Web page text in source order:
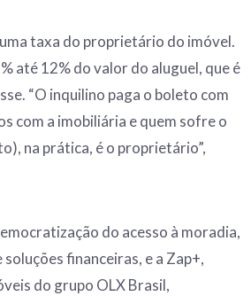
taxa do proprietário do imóvel.
até 12% do valor do aluguel, que é
“O inquilino paga o boleto com
com a imobiliária e quem sofre o
na prática, é o proprietário”,
do acesso à moradia,
soluções financeiras, e a Zap+,
do grupo OLX Brasil,